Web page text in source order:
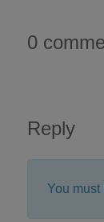
0
Reply
You must